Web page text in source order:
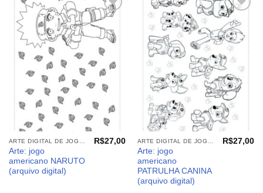
Adicionar
aos
meus
desejos
Arte: jogo
americano NARUTO
(arquivo digital)
R$27,00
Adicionar
aos
meus
desejos
Arte: jogo
americano
PATRULHA CANINA
(arquivo digital)
R$27,00